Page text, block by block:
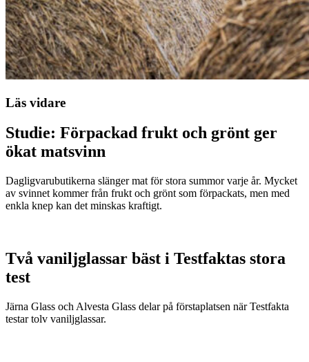
Läs vidare
Studie: Förpackad frukt och grönt ger
ökat matsvinn
Dagligvarubutikerna slänger mat för stora summor varje år. Mycket
av svinnet kommer från frukt och grönt som förpackats, men med
enkla knep kan det minskas kraftigt.
Två vaniljglassar bäst i Testfaktas stora
test
Järna Glass och Alvesta Glass delar på förstaplatsen när Testfakta
testar tolv vaniljglassar.